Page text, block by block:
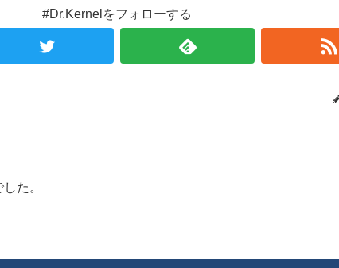
#Dr.Kernelをフォローする
た。